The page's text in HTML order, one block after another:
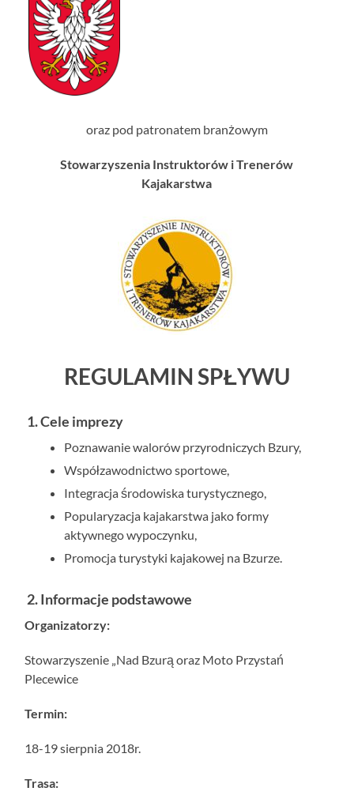
oraz pod patronatem branżowym
Stowarzyszenia Instruktorów i Trenerów
Kajakarstwa
REGULAMIN SPŁYWU
1.Cele imprezy
Poznawanie walorów przyrodniczych Bzury,
Współzawodnictwo sportowe,
Integracja środowiska turystycznego,
Popularyzacja kajakarstwa jako formy
aktywnego wypoczynku,
Promocja turystyki kajakowej na Bzurze.
2.Informacje podstawowe
Organizatorzy:
Stowarzyszenie „Nad Bzurą oraz Moto Przystań
Plecewice
Termin:
18-19 sierpnia 2018r.
Trasa: